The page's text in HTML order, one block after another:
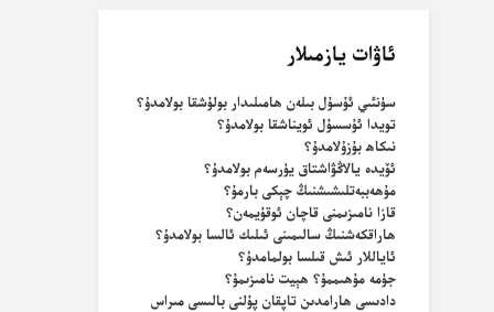
ئاۋات يازمىلار
سۈنئىي ئۇسۇل بىلەن ھامىلىدار بولۇشقا بولامدۇ؟
تويدا ئۇسسۇل ئويناشقا بولامدۇ؟
نىكاھ بۇزۇلامدۇ؟
ئۆيدە يالاڭۋاشتاق يۈرسەم بولامدۇ؟
مۇھەببەتلىشىشنىڭ چېكى بارمۇ؟
قازا نامىزىمنى قاچان ئوقۇيمەن؟
ھاراقكەشنىڭ سالىمىنى ئىلىك ئالسا بولامدۇ؟
ئاياللار ئىش قىلسا بولمامدۇ؟
جۈمە مۇھىممۇ؟ ھېيت نامىزىمۇ؟
دادىسى ھارامدىن تاپقان پۇلنى بالىسى مىراس